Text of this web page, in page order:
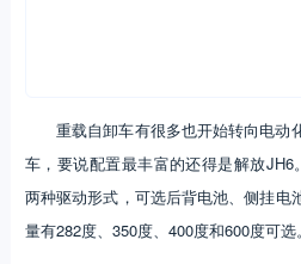
重载自卸车有很多也开始转向电动
车，要说配置最丰富的还得是解放
两种驱动形式，可选后背电池、侧挂电
量有282度、350度、400度和600度可选。